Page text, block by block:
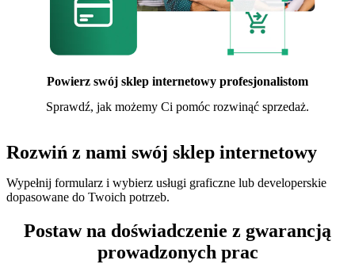
Powierz swój sklep internetowy profesjonalistom
Sprawdź, jak możemy Ci pomóc rozwinąć sprzedaż.
Rozwiń z nami swój sklep internetowy
Wypełnij formularz i wybierz usługi graficzne lub developerskie
dopasowane do Twoich potrzeb.
Postaw na doświadczenie z gwarancją
prowadzonych prac